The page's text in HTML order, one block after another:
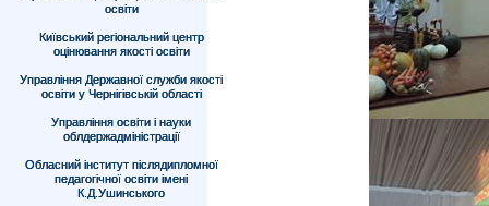
освіти
Київський регіональний центр
оцінювання якості освіти
Управління Державної служби якості
освіти у Чернігівській області
Управління освіти і науки
облдержадміністрації
Обласний інститут післядипломної
педагогічної освіти імені
К.Д.Ушинського